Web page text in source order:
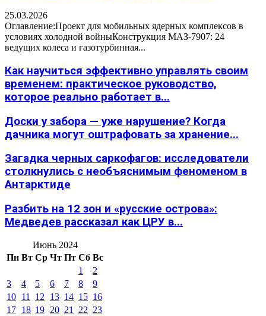
25.03.2026
Оглавление:Проект для мобильных ядерных комплексов в
условиях холодной войныКонструкция МАЗ-7907: 24
ведущих колеса и газотурбинная...
Как научиться эффективно управлять своим
временем: практическое руководство,
которое реально работает в...
Доски у забора — уже нарушение? Когда
дачника могут оштрафовать за хранение...
Загадка черных саркофагов: исследователи
столкнулись с необъяснимым феноменом в
Антарктиде
Разбить на 12 зон и «русские острова»:
Медведев рассказал как ЦРУ в...
Июнь 2024
Пн Вт Ср Чт Пт Сб Вс
1
2
3
4 5 6 7 8
9
10 11 12 13 14 15 16
17 18 19 20 21 22 23